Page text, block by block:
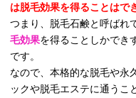
は脱毛効果を得ることはで
つまり、脱毛石鹸と呼ばれ
毛効果を得ることしかでき
です。
なので、本格的な脱毛や永
ックや脱毛エステに通うこ